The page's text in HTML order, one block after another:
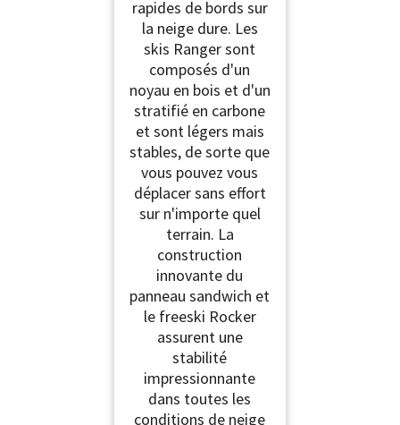
rapides de bords sur
la neige dure. Les
skis Ranger sont
composés d'un
noyau en bois et d'un
stratifié en carbone
et sont légers mais
stables, de sorte que
vous pouvez vous
déplacer sans effort
sur n'importe quel
terrain. La
construction
innovante du
panneau sandwich et
le freeski Rocker
assurent une
stabilité
impressionnante
dans toutes les
conditions de neige